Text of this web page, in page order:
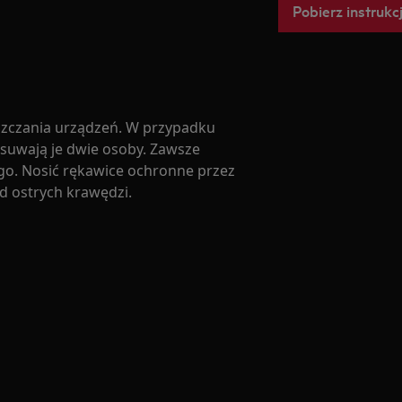
urządzeń. W przypadku
je dwie osoby. Zawsze
Nosić rękawice ochronne przez
ostrych krawędzi.
Pobierz